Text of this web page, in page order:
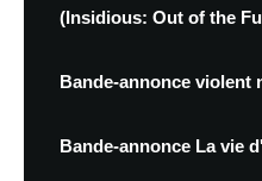
(Insidious: Out of the
Bande-annonce violent
Bande-annonce La vie